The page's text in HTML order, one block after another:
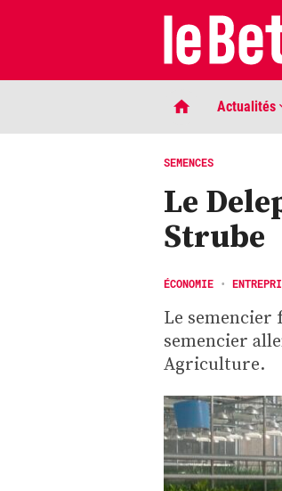
Actualités
LIGNE DE MIRE
Phaco quand
SEMENCES
Le
Strube
ÉCONOMIE •
Le
semencier
Agriculture.